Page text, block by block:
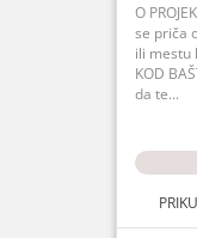
O
se priča
ili mestu
KOD
da te...